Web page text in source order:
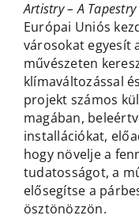
Artistry – A
Európai Uniós
városokat egyesít
művészeten
klímaváltozással
projekt számos
magában,
installációkat,
hogy növelje a
tudatosságot, a
elősegítse a
ösztönözzön.